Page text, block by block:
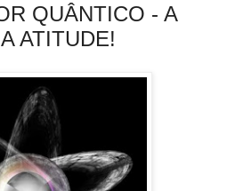
QUÂNTICO - A
ATITUDE!